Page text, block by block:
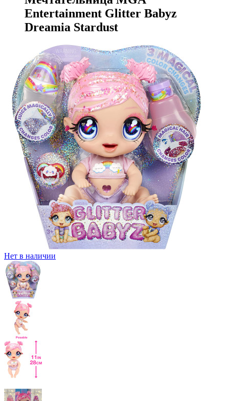
Entertainment Glitter Babyz
Dreamia Stardust
Нет в наличии